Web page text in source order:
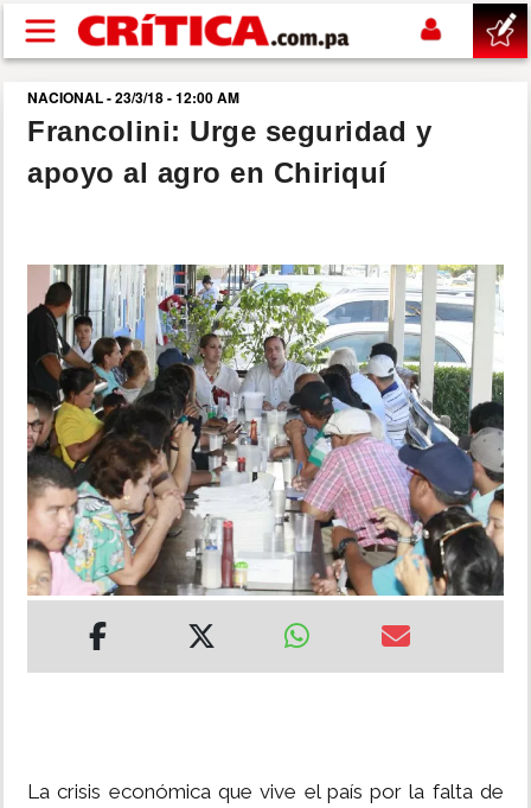
Pasar al contenido principal
buscar
SUCESOS
POLÍTICA
SHOW
DEPORTES
MUNDO
INSÓLITAS
MULTIMEDIA
NACIONAL - 23/3/18 - 12:00 AM
Francolini: Urge seguridad y
apoyo al agro en Chiriquí
La crisis económica que vive el país por la falta de